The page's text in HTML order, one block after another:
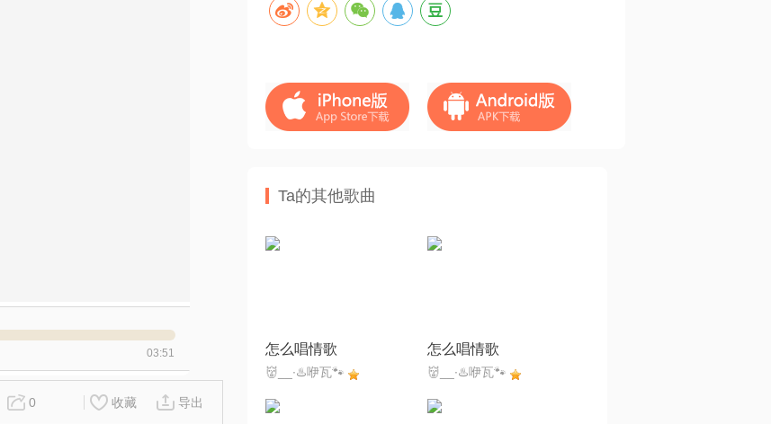
03:51
0 收藏 导出
Ta的其他歌曲
怎么唱情歌
👹__∙♨️咿瓦🐾
怎么唱情歌
👹__∙♨️咿瓦🐾